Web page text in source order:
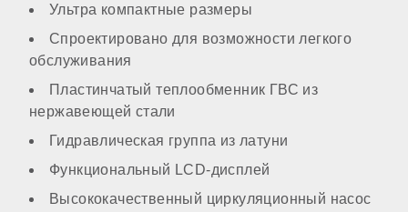
Преднагрев теплообменника ГВС
Ультра компактные размеры
Спроектировано для возможности легкого
обслуживания
Пластинчатый теплообменник ГВС из
нержавеющей стали
Гидравлическая группа из латуни
Функциональный LCD-дисплей
Высококачественный циркуляционный насос